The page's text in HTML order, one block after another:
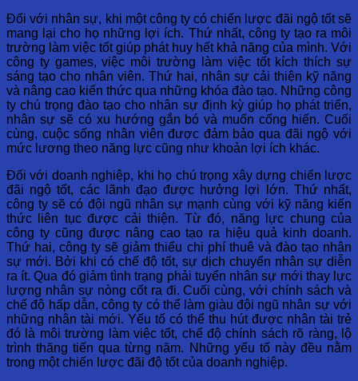
Đối với nhân sự, khi một công ty có chiến lược đãi ngộ tốt sẽ
mang lại cho họ những lợi ích. Thứ nhất, công ty tạo ra môi
trường làm việc tốt giúp phát huy hết khả năng của mình. Với
công ty games, việc môi trường làm việc tốt kích thích sự
sáng tạo cho nhân viên. Thứ hai, nhân sự cải thiện kỹ năng
và nâng cao kiến thức qua những khóa đào tạo. Những công
ty chú trọng đào tạo cho nhân sự định kỳ giúp họ phát triển,
nhân sự sẽ có xu hướng gắn bó và muốn cống hiến. Cuối
cùng, cuộc sống nhân viên được đảm bảo qua đãi ngộ với
mức lương theo năng lực cũng như khoản lợi ích khác.
Đối với doanh nghiệp, khi họ chú trọng xây dựng chiến lược
đãi ngộ tốt, các lãnh đạo được hưởng lợi lớn. Thứ nhất,
công ty sẽ có đội ngũ nhân sự mạnh cùng với kỹ năng kiến
thức liên tục được cải thiện. Từ đó, năng lực chung của
công ty cũng được nâng cao tạo ra hiệu quả kinh doanh.
Thứ hai, công ty sẽ giảm thiểu chi phí thuê và đào tạo nhân
sự mới. Bởi khi có chế độ tốt, sự dịch chuyển nhân sự diễn
ra ít. Qua đó giảm tình trạng phải tuyển nhân sự mới thay lực
lượng nhân sự nòng cốt ra đi. Cuối cùng, với chính sách và
chế độ hấp dẫn, công ty có thể làm giàu đội ngũ nhân sự với
những nhân tài mới. Yếu tố có thể thu hút được nhân tài trẻ
đó là môi trường làm việc tốt, chế độ chính sách rõ ràng, lộ
trình thăng tiến qua từng năm. Những yếu tố này đều nằm
trong một chiến lược đãi độ tốt của doanh nghiệp.